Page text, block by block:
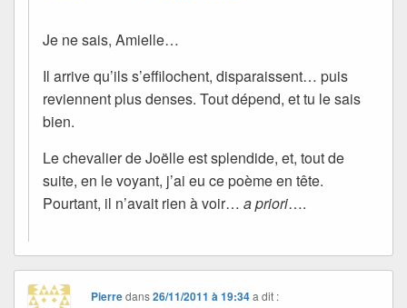
Je ne sais, Amielle…
Il arrive qu’ils s’effilochent, disparaissent… puis
reviennent plus denses. Tout dépend, et tu le sais
bien.
Le chevalier de Joëlle est splendide, et, tout de
suite, en le voyant, j’ai eu ce poème en tête.
Pourtant, il n’avait rien à voir… a priori….
Pierredans26/11/2011 à 19:34 a dit :